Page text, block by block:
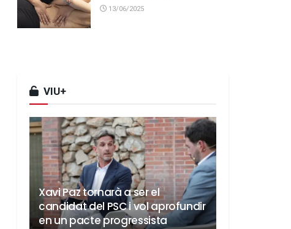
13/06/2025
VIU+
Xavi Paz tornarà a ser el
candidat del PSC i vol aprofundir
en un pacte progressista